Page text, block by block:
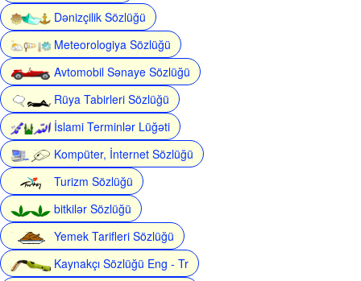
Dənizçilik Sözlüğü
Meteorologiya Sözlüğü
Avtomobil Sənaye Sözlüğü
Rüya Tabirleri Sözlüğü
İslami Terminlər Lüğəti
Kompüter, İnternet Sözlüğü
Turizm Sözlüğü
bitkilər Sözlüğü
Yemek Tarifleri Sözlüğü
Kaynakçı Sözlüğü Eng - Tr